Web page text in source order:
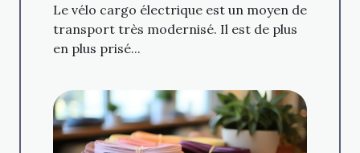
Le vélo cargo électrique est un moyen de
transport très modernisé. Il est de plus
en plus prisé...